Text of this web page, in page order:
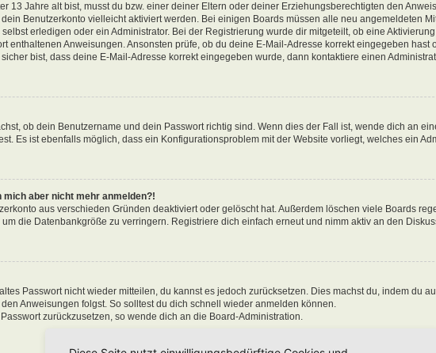
13 Jahre alt bist, musst du bzw. einer deiner Eltern oder deiner Erziehungsberechtigten den
Benutzerkonto vielleicht aktiviert werden. Bei einigen Boards müssen alle neu angemeldeten
erledigen oder ein Administrator. Bei der Registrierung wurde dir mitgeteilt, ob eine
enthaltenen Anweisungen. Ansonsten prüfe, ob du deine E-Mail-Adresse korrekt eingegeben hast
bist, dass deine E-Mail-Adresse korrekt eingegeben wurde, dann kontaktiere einen
ob dein Benutzername und dein Passwort richtig sind. Wenn dies der Fall ist, wende dich an
Es ist ebenfalls möglich, dass ein Konfigurationsproblem mit der Website vorliegt, welches ein
aber nicht mehr anmelden?!
aus verschieden Gründen deaktiviert oder gelöscht hat. Außerdem löschen viele Boards
die Datenbankgröße zu verringern. Registriere dich einfach erneut und nimm aktiv an den
Passwort nicht wieder mitteilen, du kannst es jedoch zurücksetzen. Dies machst du, indem du
Anweisungen folgst. So solltest du dich schnell wieder anmelden können.
zurückzusetzen, so wende dich an die Board-Administration.